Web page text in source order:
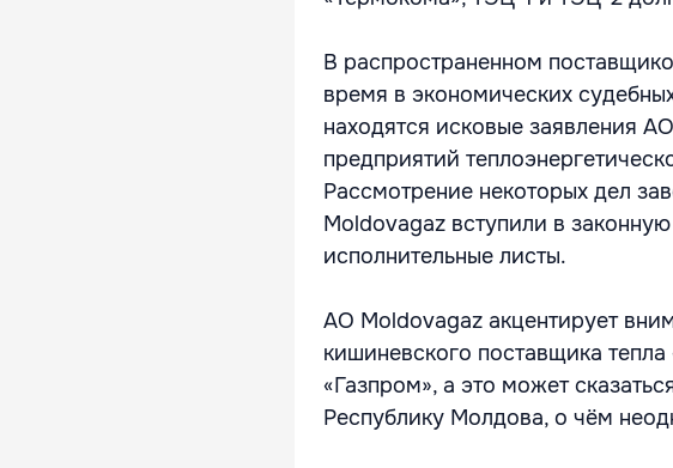
В распространенном
время в экономических
находятся исковые заявления
предприятий
Рассмотрение некоторых дел
Moldovagaz вступили в
исполнительные листы.
АО Moldovagaz акцентирует
кишиневского поставщика
«Газпром», а это может
Республику Молдова, о чём